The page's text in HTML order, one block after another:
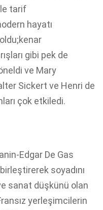
tarif
hayatı
gibi pek de
ve Mary
Sickert ve Henri de
çok etkiledi.
Edgar De Gas
soyadını
sanat düşkünü olan
yerleşimcilerin